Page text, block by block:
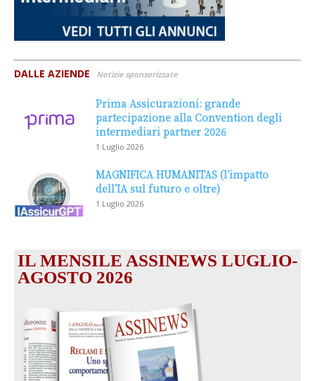
DALLE AZIENDE Notizie sponsorizzate
Prima Assicurazioni: grande
partecipazione alla Convention degli
intermediari partner 2026
1 Luglio 2026
MAGNIFICA HUMANITAS (l’impatto
dell’IA sul futuro e oltre)
1 Luglio 2026
IL MENSILE ASSINEWS LUGLIO-
AGOSTO 2026